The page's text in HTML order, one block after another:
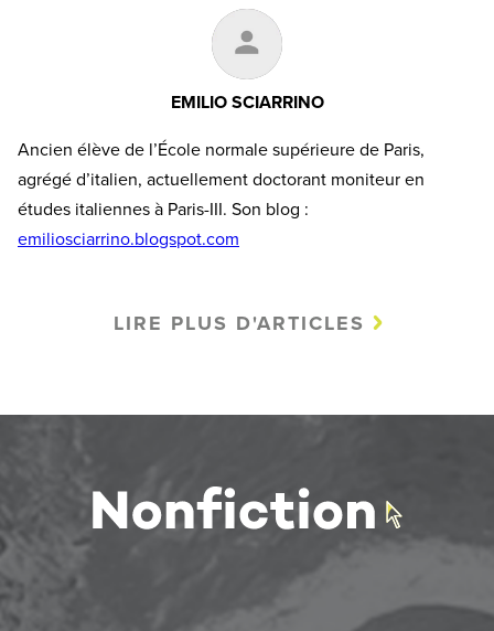
EMILIO SCIARRINO
Ancien élève de l’École normale supérieure de Paris,
agrégé d’italien, actuellement doctorant moniteur en
études italiennes à Paris-III. Son blog :
emiliosciarrino.blogspot.com
LIRE PLUS D'ARTICLES